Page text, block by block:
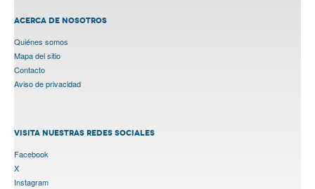
ACERCA DE NOSOTROS
Quiénes somos
Mapa del sitio
Contacto
Aviso de privacidad
VISITA NUESTRAS REDES SOCIALES
Facebook
X
Instagram